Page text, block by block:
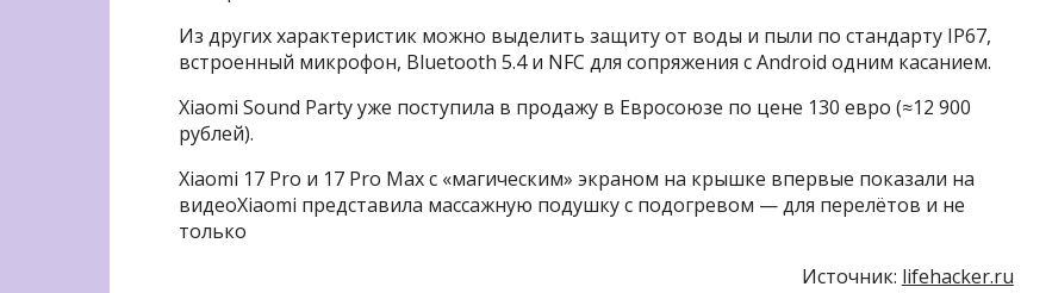
Из других характеристик можно выделить защиту от воды и пыли по стандарту IP67,
встроенный микрофон, Bluetooth 5.4 и NFC для сопряжения с Android одним касанием.
Xiaomi Sound Party уже поступила в продажу в Евросоюзе по цене 130 евро (≈12 900
рублей).
Xiaomi 17 Pro и 17 Pro Max с «магическим» экраном на крышке впервые показали на
видеоXiaomi представила массажную подушку с подогревом — для перелётов и не
только
Источник: lifehacker.ru